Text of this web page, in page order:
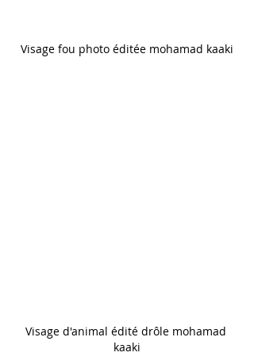
Visage fou photo éditée mohamad kaaki
Visage d'animal édité drôle mohamad
kaaki